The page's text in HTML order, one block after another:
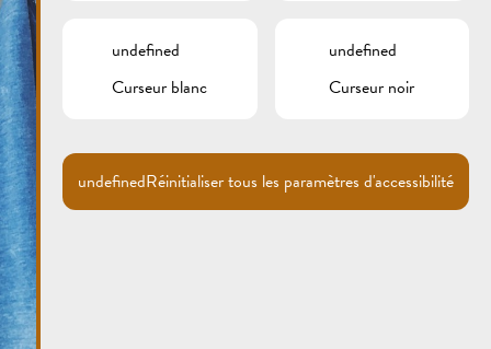
undefined
Curseur blanc
undefined
Curseur noir
undefinedRéinitialiser tous les paramètres d'accessibilité